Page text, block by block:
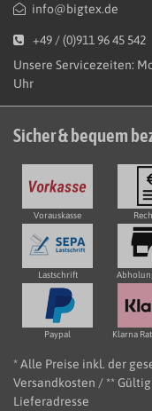
info@bigtex.de
+49 / (0)911 96 45 542
Unsere Servicezeiten:
Uhr
Sicher & bequem
Vorauskasse
Lastschrift
Paypal Klarna
* Alle Preise inkl. der
Versandkosten / **
Lieferadresse